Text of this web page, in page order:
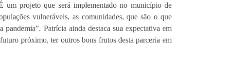
um projeto que será implementado no município de
vulneráveis, as comunidades, que são o que
pandemia”. Patrícia ainda destaca sua expectativa em
próximo, ter outros bons frutos desta parceria em